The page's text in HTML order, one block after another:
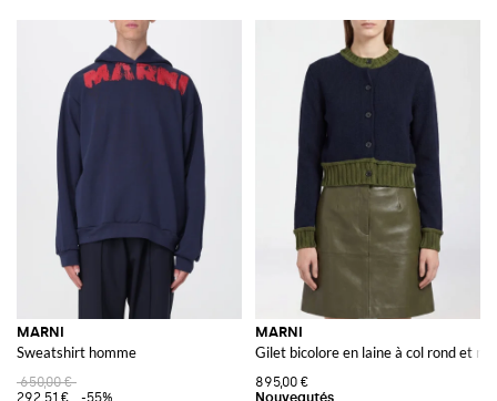
MARNI
Sweatshirt homme
650,00 €
292,51 €
-55%
MARNI
Gilet bicolore en laine à col rond et
895,00 €